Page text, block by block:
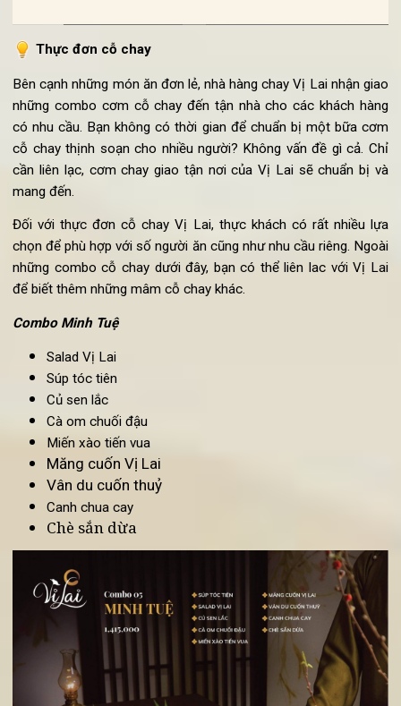
Thực đơn cỗ chay
Bên cạnh những món ăn đơn lẻ, nhà hàng chay Vị Lai nhận
có nhu cầu. Bạn không có thời gian để chuẩn bị một bữa
cỗ chay thịnh soạn cho nhiều người? Không vấn đề gì cả.
cần liên lạc, cơm chay giao tận nơi của Vị Lai sẽ chuẩn bị
mang đến.
Đối với thực đơn cỗ chay Vị Lai, thực khách có rất nhiều
chọn để phù hợp với số người ăn cũng như nhu cầu riêng.
những combo cỗ chay dưới đây, bạn có thể liên lac với Vị
để biết thêm những mâm cỗ chay khác.
Combo Minh Tuệ
Salad Vị Lai
Súp tóc tiên
Củ sen lắc
Miến xào tiến vua
Măng cuốn Vị Lai